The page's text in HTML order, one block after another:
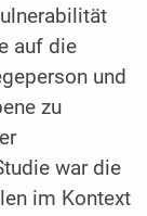
auf die
und
zu
war die
im Kontext